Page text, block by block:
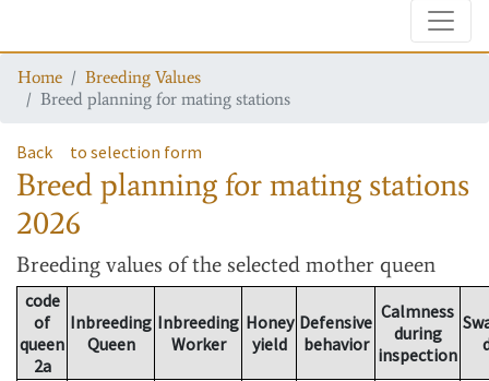
Home
Breeding Values
Breed planning for mating stations
Back to selection form
Breed planning for mating stations
2026
Breeding values of the selected mother queen
code
of
queen
2a
Inbreeding
Queen
Inbreeding
Worker
Honey
yield
Defensive
behavior
Calmness
during
inspection